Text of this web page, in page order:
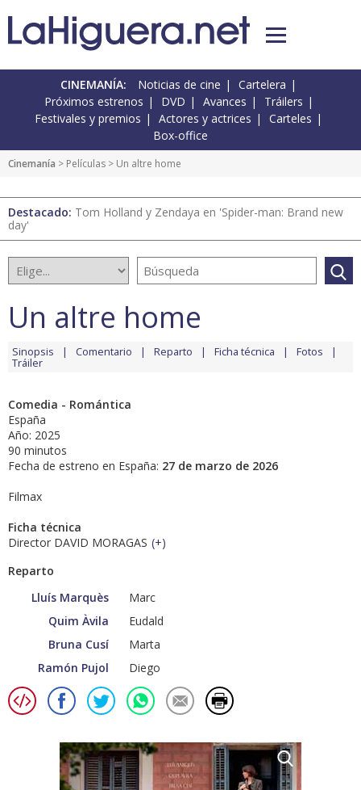
CINEMANÍA: Noticias de cine
Cartelera
Próximos estrenos
DVD Avances
Tráilers
Festivales y premios
Actores y actrices
Carteles
Box-office
Cinemanía > Películas > Un altre home
Destacado: Tom Holland y Zendaya en 'Spider-man: Brand new
day'
Un altre home
Sinopsis Comentario Reparto Ficha técnica Fotos
Tráiler
Comedia - Romántica
España
Año: 2025
90 minutos
Fecha de estreno en España: 27 de marzo de 2026
Filmax
Ficha técnica
Director DAVID MORAGAS (+)
Reparto
Lluís Marquès
Marc
Quim Àvila
Eudald
Bruna Cusí
Marta
Ramón Pujol
Diego